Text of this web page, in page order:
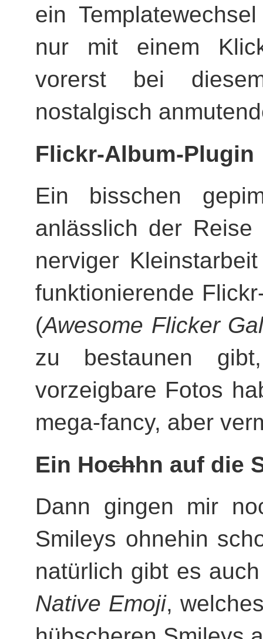
ein
nur mit einem
vorerst bei
nostalgisch
Flickr-Album-Plugin
Ein bisschen
anlässlich der
nerviger
funktionierende
(Awesome Flicker
zu bestaunen
vorzeigbare Fotos
mega-fancy, aber
Ein Hochhn auf die
Dann gingen mir
Smileys ohnehin
natürlich gibt es
Native Emoji,